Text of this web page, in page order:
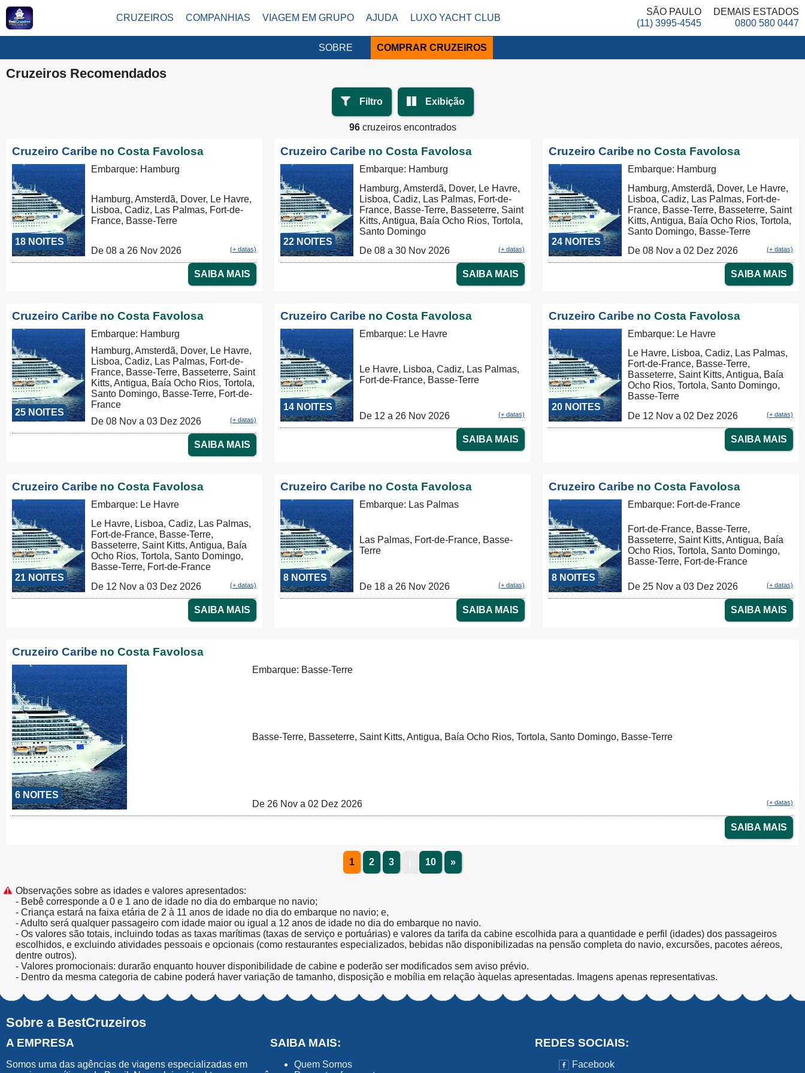
DEMAIS ESTADOS
0800 580 0447
SÃO PAULO
(11) 3995-4545
CRUZEIROS COMPANHIAS VIAGEM EM GRUPO AJUDA LUXO YACHT CLUB
SOBRE COMPRAR CRUZEIROS
Cruzeiros Recomendados
Filtro Exibição
96cruzeiros encontrados
Cruzeiro Caribe no Costa Favolosa
18 NOITES
Embarque: Hamburg
Hamburg, Amsterdã, Dover, Le Havre,
Lisboa, Cadiz, Las Palmas, Fort-de-
France, Basse-Terre
De 08 a 26 Nov 2026 (+ datas)
SAIBA MAIS
Cruzeiro Caribe no Costa Favolosa
22 NOITES
Embarque: Hamburg
Hamburg, Amsterdã, Dover, Le Havre,
Lisboa, Cadiz, Las Palmas, Fort-de-
France, Basse-Terre, Basseterre, Saint
Kitts, Antigua, Baía Ocho Rios, Tortola,
Santo Domingo
De 08 a 30 Nov 2026
(+ datas)
SAIBA MAIS
Cruzeiro Caribe no Costa Favolosa
24 NOITES
Embarque: Hamburg
Hamburg, Amsterdã, Dover, Le Havre,
Lisboa, Cadiz, Las Palmas, Fort-de-
France, Basse-Terre, Basseterre, Saint
Kitts, Antigua, Baía Ocho Rios, Tortola,
Santo Domingo, Basse-Terre
De 08 Nov a 02 Dez 2026
(+ datas)
SAIBA MAIS
Cruzeiro Caribe no Costa Favolosa
25 NOITES
Embarque: Hamburg
Hamburg, Amsterdã, Dover, Le Havre,
Lisboa, Cadiz, Las Palmas, Fort-de-
France, Basse-Terre, Basseterre, Saint
Kitts, Antigua, Baía Ocho Rios, Tortola,
Santo Domingo, Basse-Terre, Fort-de-
France
De 08 Nov a 03 Dez 2026
(+ datas)
SAIBA MAIS
Cruzeiro Caribe no Costa Favolosa
14 NOITES
Embarque: Le Havre
Le Havre, Lisboa, Cadiz, Las Palmas,
Fort-de-France, Basse-Terre
De 12 a 26 Nov 2026 (+ datas)
SAIBA MAIS
Cruzeiro Caribe no Costa Favolosa
20 NOITES
Embarque: Le Havre
Le Havre, Lisboa, Cadiz, Las Palmas,
Fort-de-France, Basse-Terre,
Basseterre, Saint Kitts, Antigua, Baía
Ocho Rios, Tortola, Santo Domingo,
Basse-Terre
De 12 Nov a 02 Dez 2026
(+ datas)
SAIBA MAIS
Cruzeiro Caribe no Costa Favolosa
21 NOITES
Embarque: Le Havre
Le Havre, Lisboa, Cadiz, Las Palmas,
Fort-de-France, Basse-Terre,
Basseterre, Saint Kitts, Antigua, Baía
Ocho Rios, Tortola, Santo Domingo,
Basse-Terre, Fort-de-France
De 12 Nov a 03 Dez 2026
(+ datas)
SAIBA MAIS
Cruzeiro Caribe no Costa Favolosa
8 NOITES
Embarque: Las Palmas
Las Palmas, Fort-de-France, Basse-
Terre
De 18 a 26 Nov 2026 (+ datas)
SAIBA MAIS
Cruzeiro Caribe no Costa Favolosa
8 NOITES
Embarque: Fort-de-France
Fort-de-France, Basse-Terre,
Basseterre, Saint Kitts, Antigua, Baía
Ocho Rios, Tortola, Santo Domingo,
Basse-Terre, Fort-de-France
De 25 Nov a 03 Dez 2026 (+ datas)
SAIBA MAIS
Cruzeiro Caribe no Costa Favolosa
6 NOITES
Embarque: Basse-Terre
Basse-Terre, Basseterre, Saint Kitts, Antigua, Baía Ocho Rios, Tortola, Santo Domingo, Basse-Terre
De 26 Nov a 02 Dez 2026 (+ datas)
SAIBA MAIS
1 2 3 10 »
Observações sobre as idades e valores apresentados:
- Bebê corresponde a 0 e 1 ano de idade no dia do embarque no navio;
- Criança estará na faixa etária de 2 à 11 anos de idade no dia do embarque no navio; e,
- Adulto será qualquer passageiro com idade maior ou igual a 12 anos de idade no dia do embarque no navio.
- Os valores são totais, incluindo todas as taxas marítimas (taxas de serviço e portuárias) e valores da tarifa da cabine escolhida para a quantidade e perfil (idades) dos passageiros
escolhidos, e excluindo atividades pessoais e opcionais (como restaurantes especializados, bebidas não disponibilizadas na pensão completa do navio, excursões, pacotes aéreos,
dentre outros).
- Valores promocionais: durarão enquanto houver disponibilidade de cabine e poderão ser modificados sem aviso prévio.
- Dentro da mesma categoria de cabine poderá haver variação de tamanho, disposição e mobília em relação àquelas apresentadas. Imagens apenas representativas.
Sobre a BestCruzeiros
A EMPRESA
Somos uma das agências de viagens especializadas em
SAIBA MAIS:
Quem Somos
REDES SOCIAIS:
Facebook